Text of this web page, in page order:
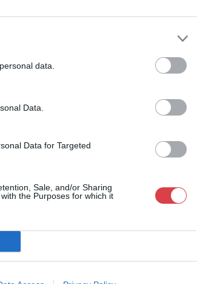
data.
Data.
Data for Targeted
Sale, and/or Sharing
the Purposes for which it
A tételek a leütési ár + 25% jutalék
veszik át, a vevő a postaköltség, biztosítási díj